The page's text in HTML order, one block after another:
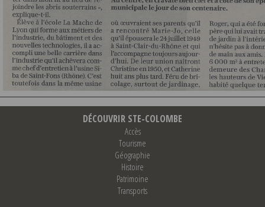
DÉCOUVRIR STE-COLOMBE
Accès
Tourisme
Géographie
Histoire
Patrimoine
Transports